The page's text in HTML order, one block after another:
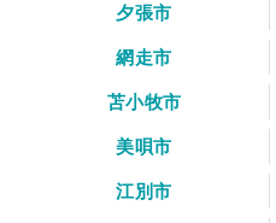
夕張市
網走市
苫小牧市
美唄市
江別市